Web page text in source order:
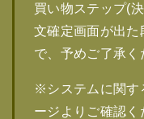
買い物ステップ(
文確定画面が出た
で、予めご了承く
※システムに関す
ージよりご確認く